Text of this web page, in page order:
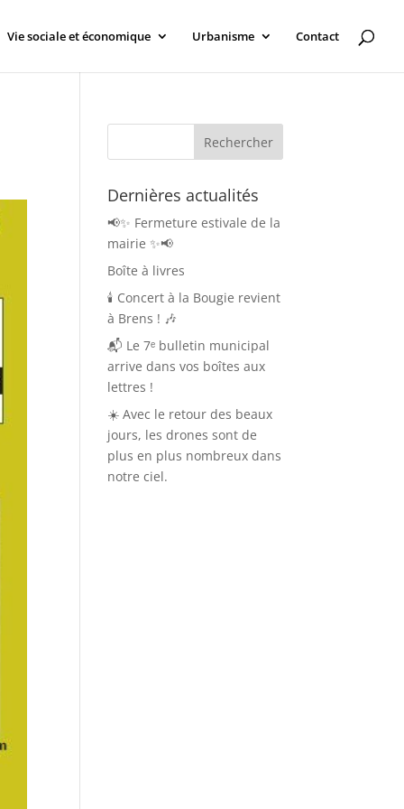
Vie sociale et économique Urbanisme Contact
Dernières actualités
📢✨ Fermeture estivale de la
mairie ✨📢
Boîte à livres
🕯️ Concert à la Bougie revient
à Brens ! 🎶
📬 Le 7ᵉ bulletin municipal
arrive dans vos boîtes aux
lettres !
☀️ Avec le retour des beaux
jours, les drones sont de
plus en plus nombreux dans
notre ciel.